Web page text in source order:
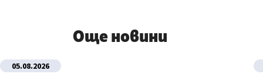
Още новини
05.08.2026